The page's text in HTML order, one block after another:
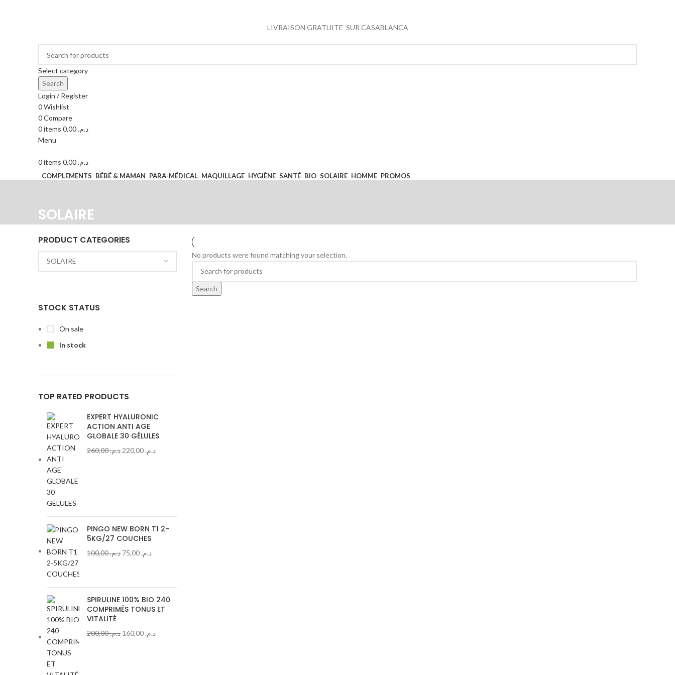
LIVRAISON GRATUITE SUR CASABLANCA
Select category
Search
Login / Register
0Wishlist
0Compare
0items د.م.
Menu
0items د.م.
COMPLEMENTS BÉBÉ & MAMAN PARA-MÉDICAL MAQUILLAGE HYGIÈNE SANTÉ BIO SOLAIRE HOMME PROMOS
SOLAIRE
PRODUCT CATEGORIES
STOCK STATUS
On sale
In stock
TOP RATED PRODUCTS
EXPERT HYALURONIC
ACTION ANTI AGE
GLOBALE 30 GÉLULES
د.م.260,00 د.م.
PINGO NEW BORN T1 2-
5KG/27 COUCHES
د.م.100,00 د.م.
SPIRULINE 100% BIO 240
COMPRIMÉS TONUS ET
VITALITÉ
د.م.200,00 د.م.
No products were found matching your selection.
Search